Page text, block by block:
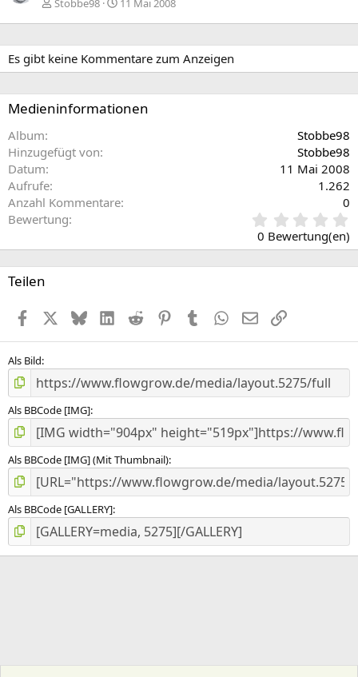
g
e
Stobbe98 11 Mai 2008
Es gibt keine Kommentare zum Anzeigen
Medieninformationen
Album
Stobbe98
Hinzugefügt von
Stobbe98
Datum
11 Mai 2008
Aufrufe
1.262
Anzahl Kommentare
0
Bewertung
0
(
0 Bewertung(en)
Teilen
FacebookX (Twitter)
BlueskyLinkedInReddit PinterestTumblr WhatsApp
E-MailLink
Als Bild
Als BBCode [IMG]
Als BBCode [IMG] (Mit Thumbnail)
Als BBCode [GALLERY]